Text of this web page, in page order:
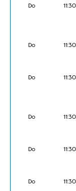
Do 11:30
Do 11:30
Do 11:30
Do 11:30
Do 11:30
Do 11:30